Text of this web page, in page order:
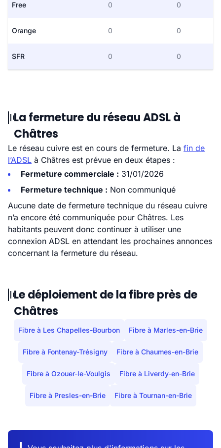
Free 0 0
Orange 0 0
SFR 0 0
La fermeture du réseau ADSL à
Châtres
Le réseau cuivre est en cours de fermeture. La fin de
l’ADSL à Châtres est prévue en deux étapes :
Fermeture commerciale : 31/01/2026
Fermeture technique : Non communiqué
Aucune date de fermeture technique du réseau cuivre
n’a encore été communiquée pour Châtres. Les
habitants peuvent donc continuer à utiliser une
connexion ADSL en attendant les prochaines annonces
concernant la fermeture du réseau.
Le déploiement de la fibre près de
Châtres
Fibre à Les Chapelles-Bourbon Fibre à Marles-en-Brie
Fibre à Fontenay-Trésigny Fibre à Chaumes-en-Brie
Fibre à Ozouer-le-Voulgis Fibre à Liverdy-en-Brie
Fibre à Presles-en-Brie Fibre à Tournan-en-Brie